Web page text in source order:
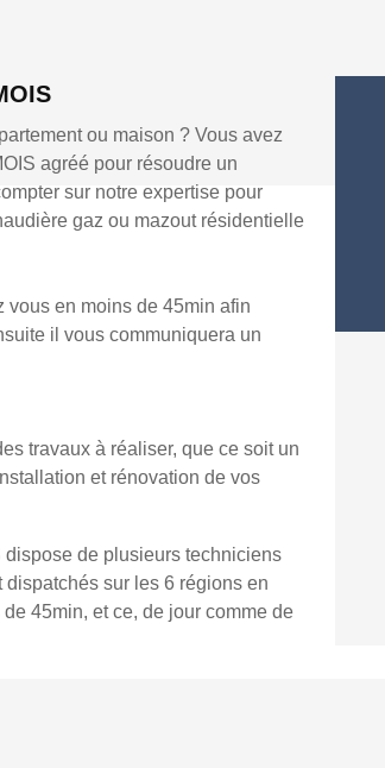
ou maison ? Vous avez
agréé pour résoudre un
sur notre expertise pour
gaz ou mazout résidentielle
vous en moins de 45min afin
il vous communiquera un
travaux à réaliser, que ce soit un
et rénovation de vos
de plusieurs techniciens
sur les 6 régions en
45min, et ce, de jour comme de